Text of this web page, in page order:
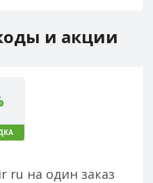
и акции
ru на один заказ